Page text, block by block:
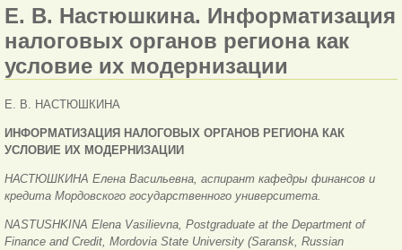
Е. В. Настюшкина. Информатизация
налоговых органов региона как
условие их модернизации
Е. В. НАСТЮШКИНА
ИНФОРМАТИЗАЦИЯ НАЛОГОВЫХ ОРГАНОВ РЕГИОНА КАК
УСЛОВИЕ ИХ МОДЕРНИЗАЦИИ
НАСТЮШКИНА Елена Васильевна, аспирант кафедры финансов и
кредита Мордовского государственного университета.
NASTUSHKINA Elena Vasilievna, Postgraduate at the Department of
Finance and Credit, Mordovia State University (Saransk, Russian